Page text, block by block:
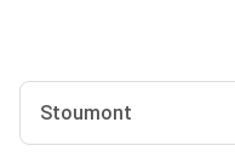
Stoumont